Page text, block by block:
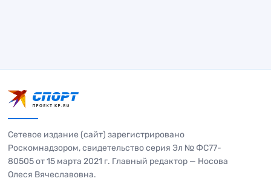
Сетевое издание (сайт) зарегистрировано
Роскомнадзором, свидетельство серия Эл № ФС77-
80505 от 15 марта 2021 г. Главный редактор — Носова
Олеся Вячеславовна.